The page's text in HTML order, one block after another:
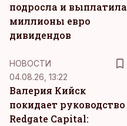
подросла и выплатила
миллионы евро
дивидендов
НОВОСТИ
04.08.26, 13:22
Валерия Кийск
покидает руководство
Redgate Capital: